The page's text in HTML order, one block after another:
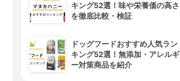
キング52選！味や栄養価の高さ
を徹底比較・検証
ドッグフードおすすめ人気ラン
キング52選！無添加・アレルギ
ー対策商品を紹介